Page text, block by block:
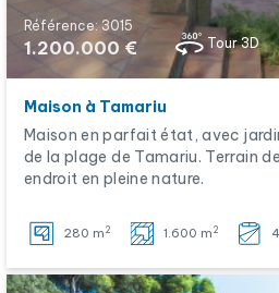
Référence: 3015
1.200.000 € Tour 3D
Maison à Tamariu
Maison en parfait état, avec
de la plage de Tamariu. Terrain
endroit en pleine nature.
280 m 2 1.600 m 2 4